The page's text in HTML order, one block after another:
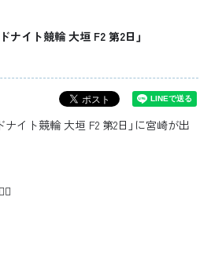
ナイト競輪 大垣 F2 第2日」
ナイト競輪 大垣 F2 第2日」に宮崎が出